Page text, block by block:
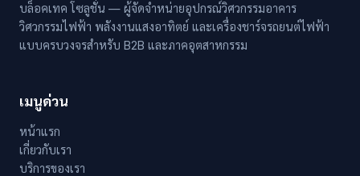
บล็อคเทค โซลูชั่น — ผู้จัดจำหน่ายอุปกรณ์วิศวกรรมอาคาร
วิศวกรรมไฟฟ้า พลังงานแสงอาทิตย์ และเครื่องชาร์จรถยนต์ไฟฟ้า
แบบครบวงจรสำหรับ B2B และภาคอุตสาหกรรม
เมนูด่วน
หน้าแรก
เกี่ยวกับเรา
บริการของเรา